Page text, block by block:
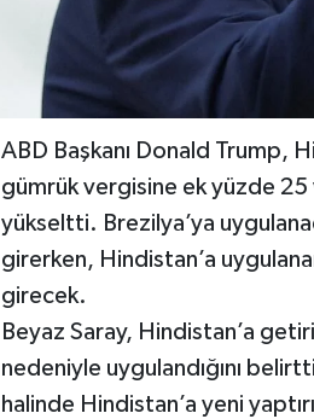
ABD Başkanı Donald Trump,
gümrük vergisine ek yüzde
yükseltti. Brezilya’ya
girerken, Hindistan’a
girecek.
Beyaz Saray, Hindistan’a
nedeniyle uygulandığını
halinde Hindistan’a yeni